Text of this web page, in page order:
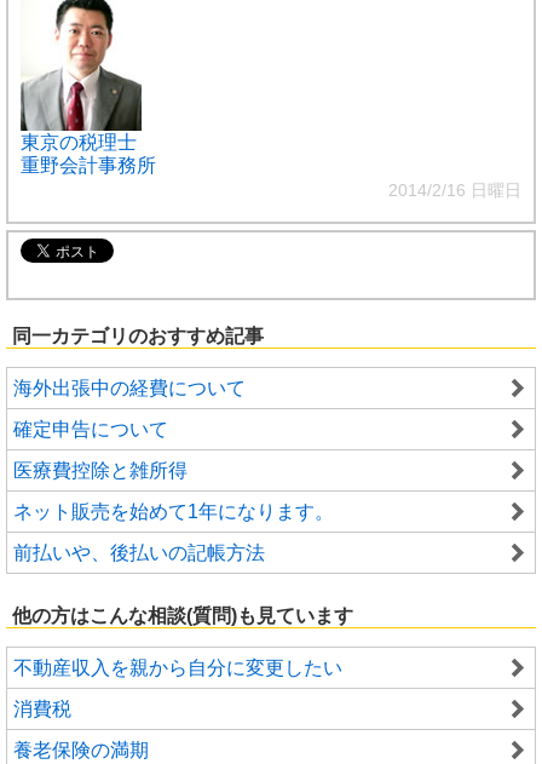
東京の税理士
重野会計事務所
2014/2/16 日曜日
同一カテゴリのおすすめ記事
海外出張中の経費について
確定申告について
医療費控除と雑所得
ネット販売を始めて1年になります。
前払いや、後払いの記帳方法
他の方はこんな相談(質問)も見ています
不動産収入を親から自分に変更したい
消費税
養老保険の満期